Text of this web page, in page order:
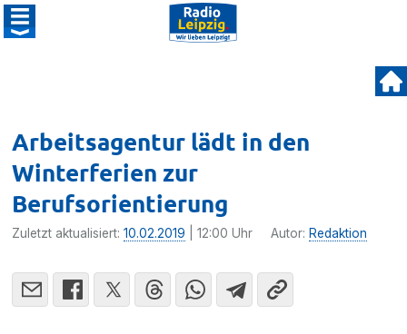
Arbeitsagentur lädt in den
Winterferien zur
Berufsorientierung
Zuletzt aktualisiert:10.02.2019 | 12:00 Uhr Autor: Redaktion